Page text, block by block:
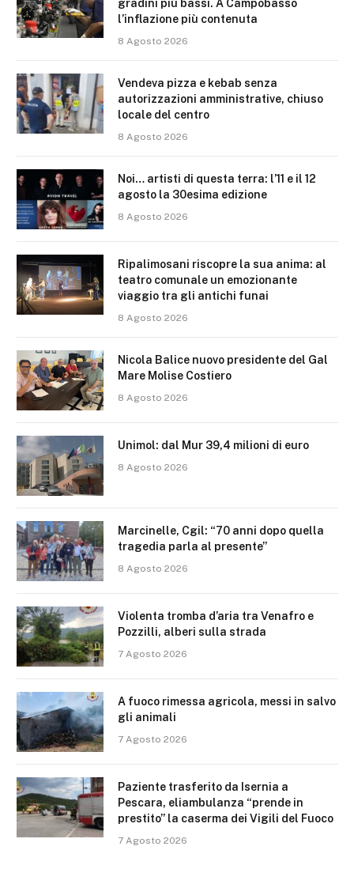
gradini più bassi. A Campobasso
l’inflazione più contenuta
8 Agosto 2026
Vendeva pizza e kebab senza
autorizzazioni amministrative, chiuso
locale del centro
8 Agosto 2026
Noi… artisti di questa terra: l’11 e il 12
agosto la 30esima edizione
8 Agosto 2026
Ripalimosani riscopre la sua anima: al
teatro comunale un emozionante
viaggio tra gli antichi funai
8 Agosto 2026
Nicola Balice nuovo presidente del Gal
Mare Molise Costiero
8 Agosto 2026
Unimol: dal Mur 39,4 milioni di euro
8 Agosto 2026
Marcinelle, Cgil: “70 anni dopo quella
tragedia parla al presente”
8 Agosto 2026
Violenta tromba d’aria tra Venafro e
Pozzilli, alberi sulla strada
7 Agosto 2026
A fuoco rimessa agricola, messi in salvo
gli animali
7 Agosto 2026
Paziente trasferito da Isernia a
Pescara, eliambulanza “prende in
prestito” la caserma dei Vigili del Fuoco
7 Agosto 2026